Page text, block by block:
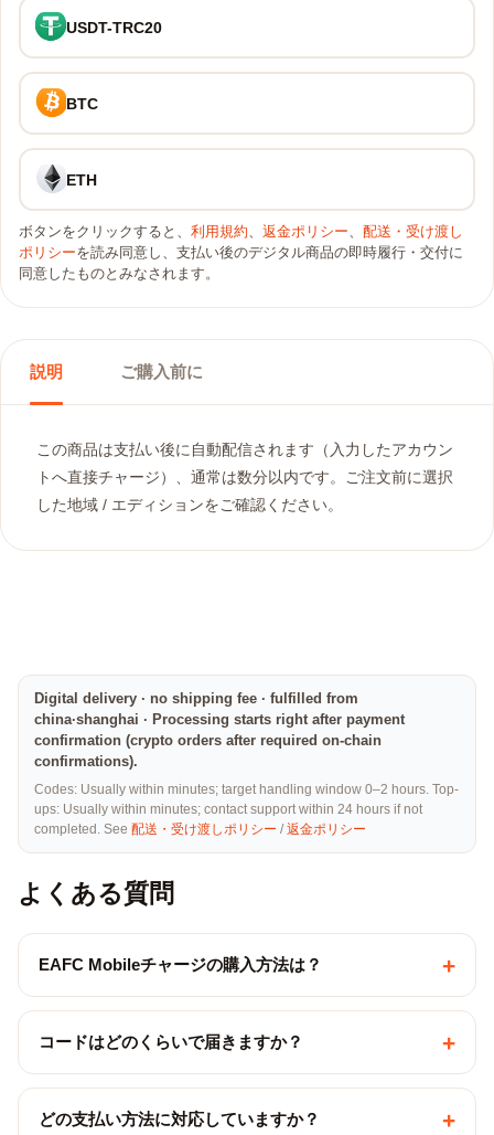
USDT-TRC20
BTC
ETH
ボタンをクリックすると、 利用規約、 返金ポリシー、 配送・受け渡し
ポリシーを読み同意し、支払い後のデジタル商品の即時履行・交付に
同意したものとみなされます。
説明 ご購入前に
この商品は支払い後に自動配信されます（入力したアカウン
トへ直接チャージ）、通常は数分以内です。ご注文前に選択
した地域 / エディションをご確認ください。
Digital delivery · no shipping fee · fulfilled from
china·shanghai · Processing starts right after payment
confirmation (crypto orders after required on-chain
confirmations).
Codes: Usually within minutes; target handling window 0–2 hours. Top-
ups: Usually within minutes; contact support within 24 hours if not
completed. See 配送・受け渡しポリシー /返金ポリシー
よくある質問
EAFC Mobileチャージの購入方法は？ +
コードはどのくらいで届きますか？ +
どの支払い方法に対応していますか？ +